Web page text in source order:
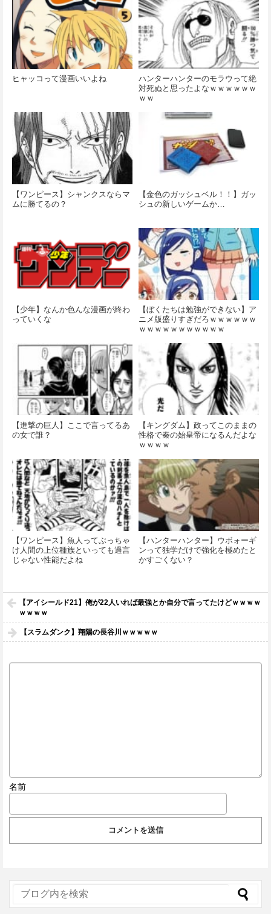
ヒャッコって漫画いいよね
ハンターハンターのモラウって絶
対死ぬと思ったよなｗｗｗｗｗｗ
ｗｗ
【ワンピース】シャンクスならマ
ムに勝てるの？
【金色のガッシュベル！！】ガッ
シュの新しいゲームか…
【少年】なんか色んな漫画が終わ
っていくな
【ぼくたちは勉強ができない】ア
ニメ版盛りすぎだろｗｗｗｗｗｗ
ｗｗｗｗｗｗｗｗｗｗｗ
【進撃の巨人】ここで言ってるあ
の女で誰？
【キングダム】政ってこのままの
性格で秦の始皇帝になるんだよな
ｗｗｗｗ
【ワンピース】魚人ってぶっちゃ
け人間の上位種族といっても過言
じゃない性能だよね
【ハンターハンター】ウボォーギ
ンって独学だけで強化を極めたと
かすごくない？
【アイシールド21】俺が22人いれば最強とか自分で言ってたけどｗｗｗｗ
ｗｗｗｗ
【スラムダンク】翔陽の長谷川ｗｗｗｗｗ
名前